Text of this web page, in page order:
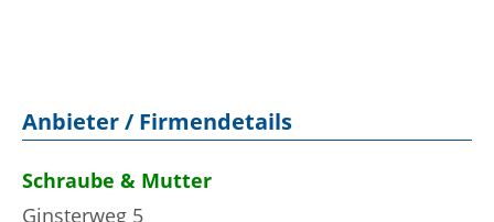
Anbieter / Firmendetails
Schraube & Mutter
Ginsterweg 5